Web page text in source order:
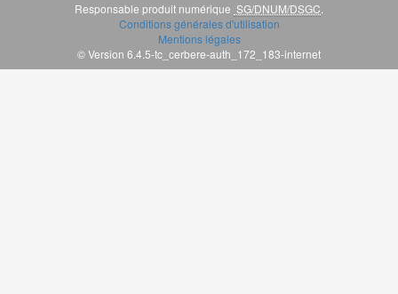
Responsable produit numérique SG/DNUM/DSGC
Conditions générales d'utilisation
Mentions légales
© Version 6.4.5-tc_cerbere-auth_172_183-internet